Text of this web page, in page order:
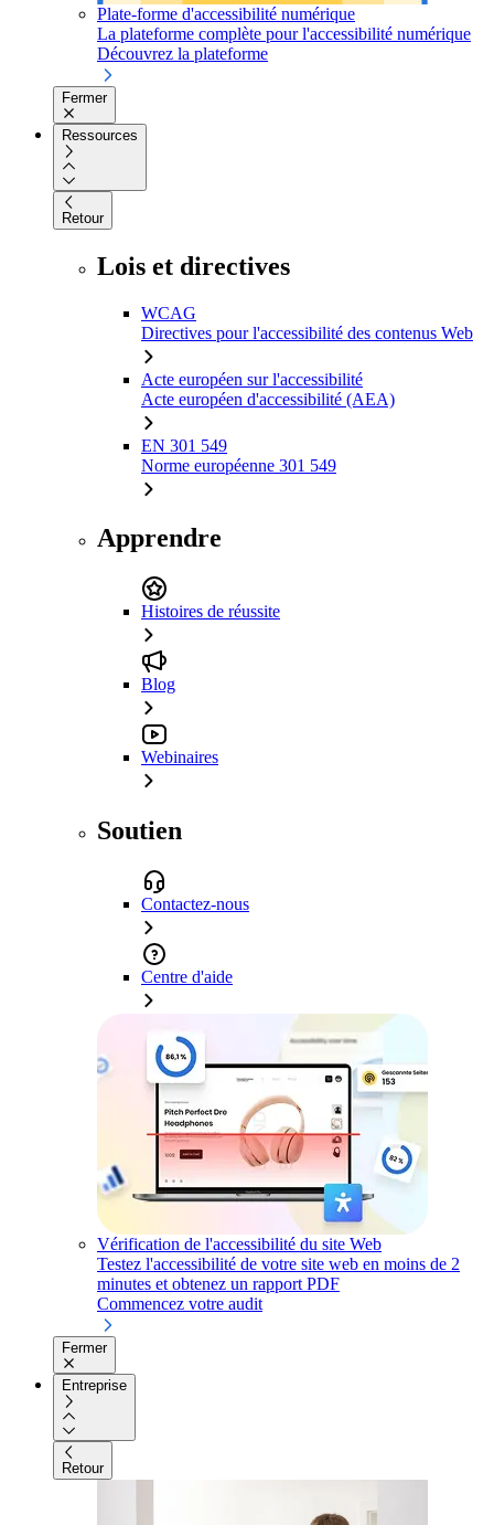
Plate-forme d'accessibilité numérique
La plateforme complète pour l'accessibilité numérique
Découvrez la plateforme
Fermer
Ressources
Retour
Lois et directives
WCAG
Directives pour l'accessibilité des contenus Web
Acte européen sur l'accessibilité
Acte européen d'accessibilité (AEA)
EN 301 549
Norme européenne 301 549
Apprendre
Histoires de réussite
Blog
Webinaires
Soutien
Contactez-nous
Centre d'aide
Vérification de l'accessibilité du site Web
Testez l'accessibilité de votre site web en moins de 2
minutes et obtenez un rapport PDF
Commencez votre audit
Fermer
Entreprise
Retour